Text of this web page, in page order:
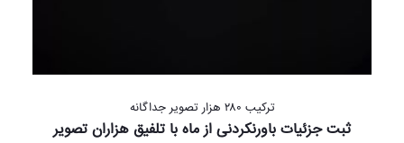
ترکیب ۲۸۰ هزار تصویر جداگانه
ثبت جزئیات باورنکردنی از ماه با تلفیق هزاران تصویر